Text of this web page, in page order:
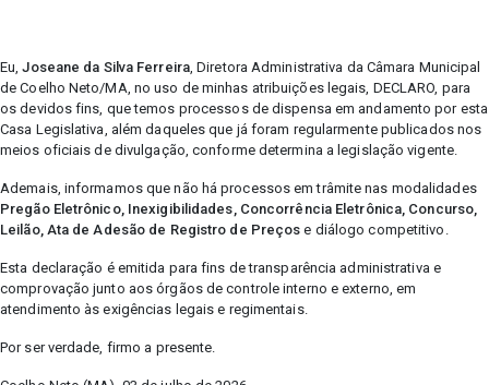
Eu,Joseane da Silva Ferreira, Diretora Administrativa da Câmara Municipal
de Coelho Neto/MA, no uso de minhas atribuições legais, DECLARO, para
os devidos fins, que temos processos de dispensa em andamento por esta
Casa Legislativa, além daqueles que já foram regularmente publicados nos
meios oficiais de divulgação, conforme determina a legislação vigente.
Ademais, informamos que não há processos em trâmite nas modalidades
Pregão Eletrônico, Inexigibilidades, Concorrência Eletrônica, Concurso,
Leilão, Ata de Adesão de Registro de Preços e diálogo competitivo.
Esta declaração é emitida para fins de transparência administrativa e
comprovação junto aos órgãos de controle interno e externo, em
atendimento às exigências legais e regimentais.
Por ser verdade, firmo a presente.